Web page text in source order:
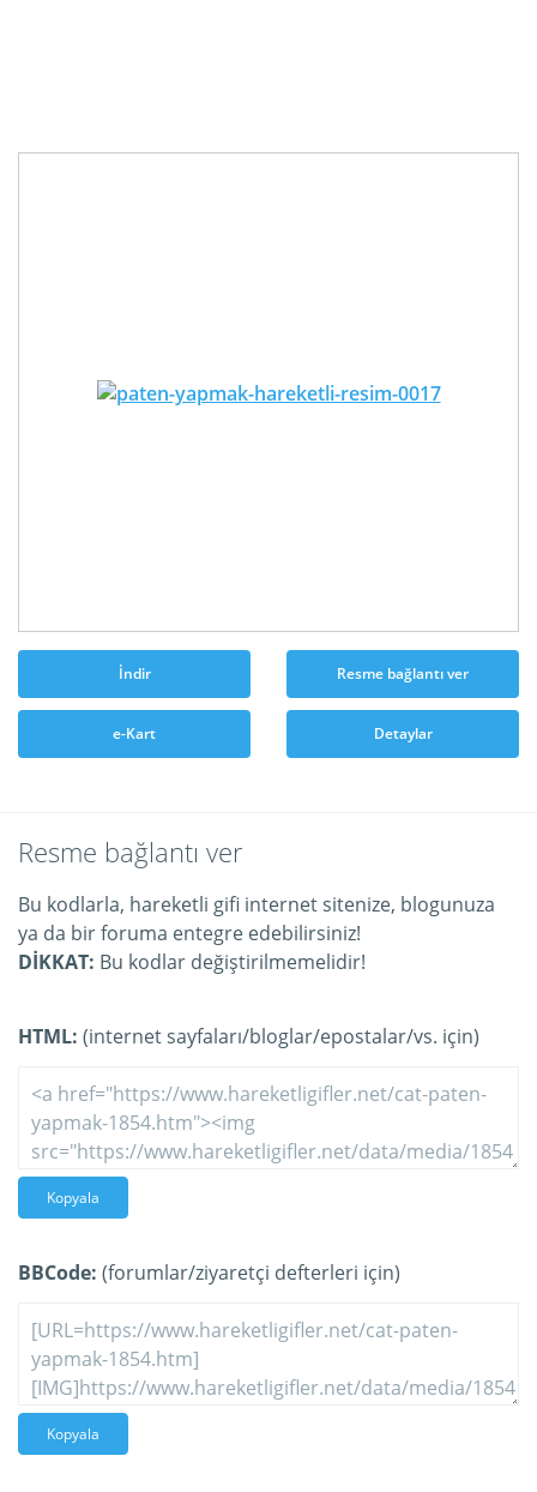
İndir Resme bağlantı ver
e-Kart Detaylar
Resme bağlantı ver
Bu kodlarla, hareketli gifi internet sitenize, blogunuza
ya da bir foruma entegre edebilirsiniz!
DİKKAT: Bu kodlar değiştirilmemelidir!
HTML: (internet sayfaları/bloglar/epostalar/vs. için)
Kopyala
BBCode: (forumlar/ziyaretçi defterleri için)
Kopyala